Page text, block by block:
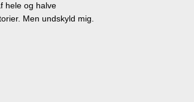
hele og halve
Men undskyld mig.